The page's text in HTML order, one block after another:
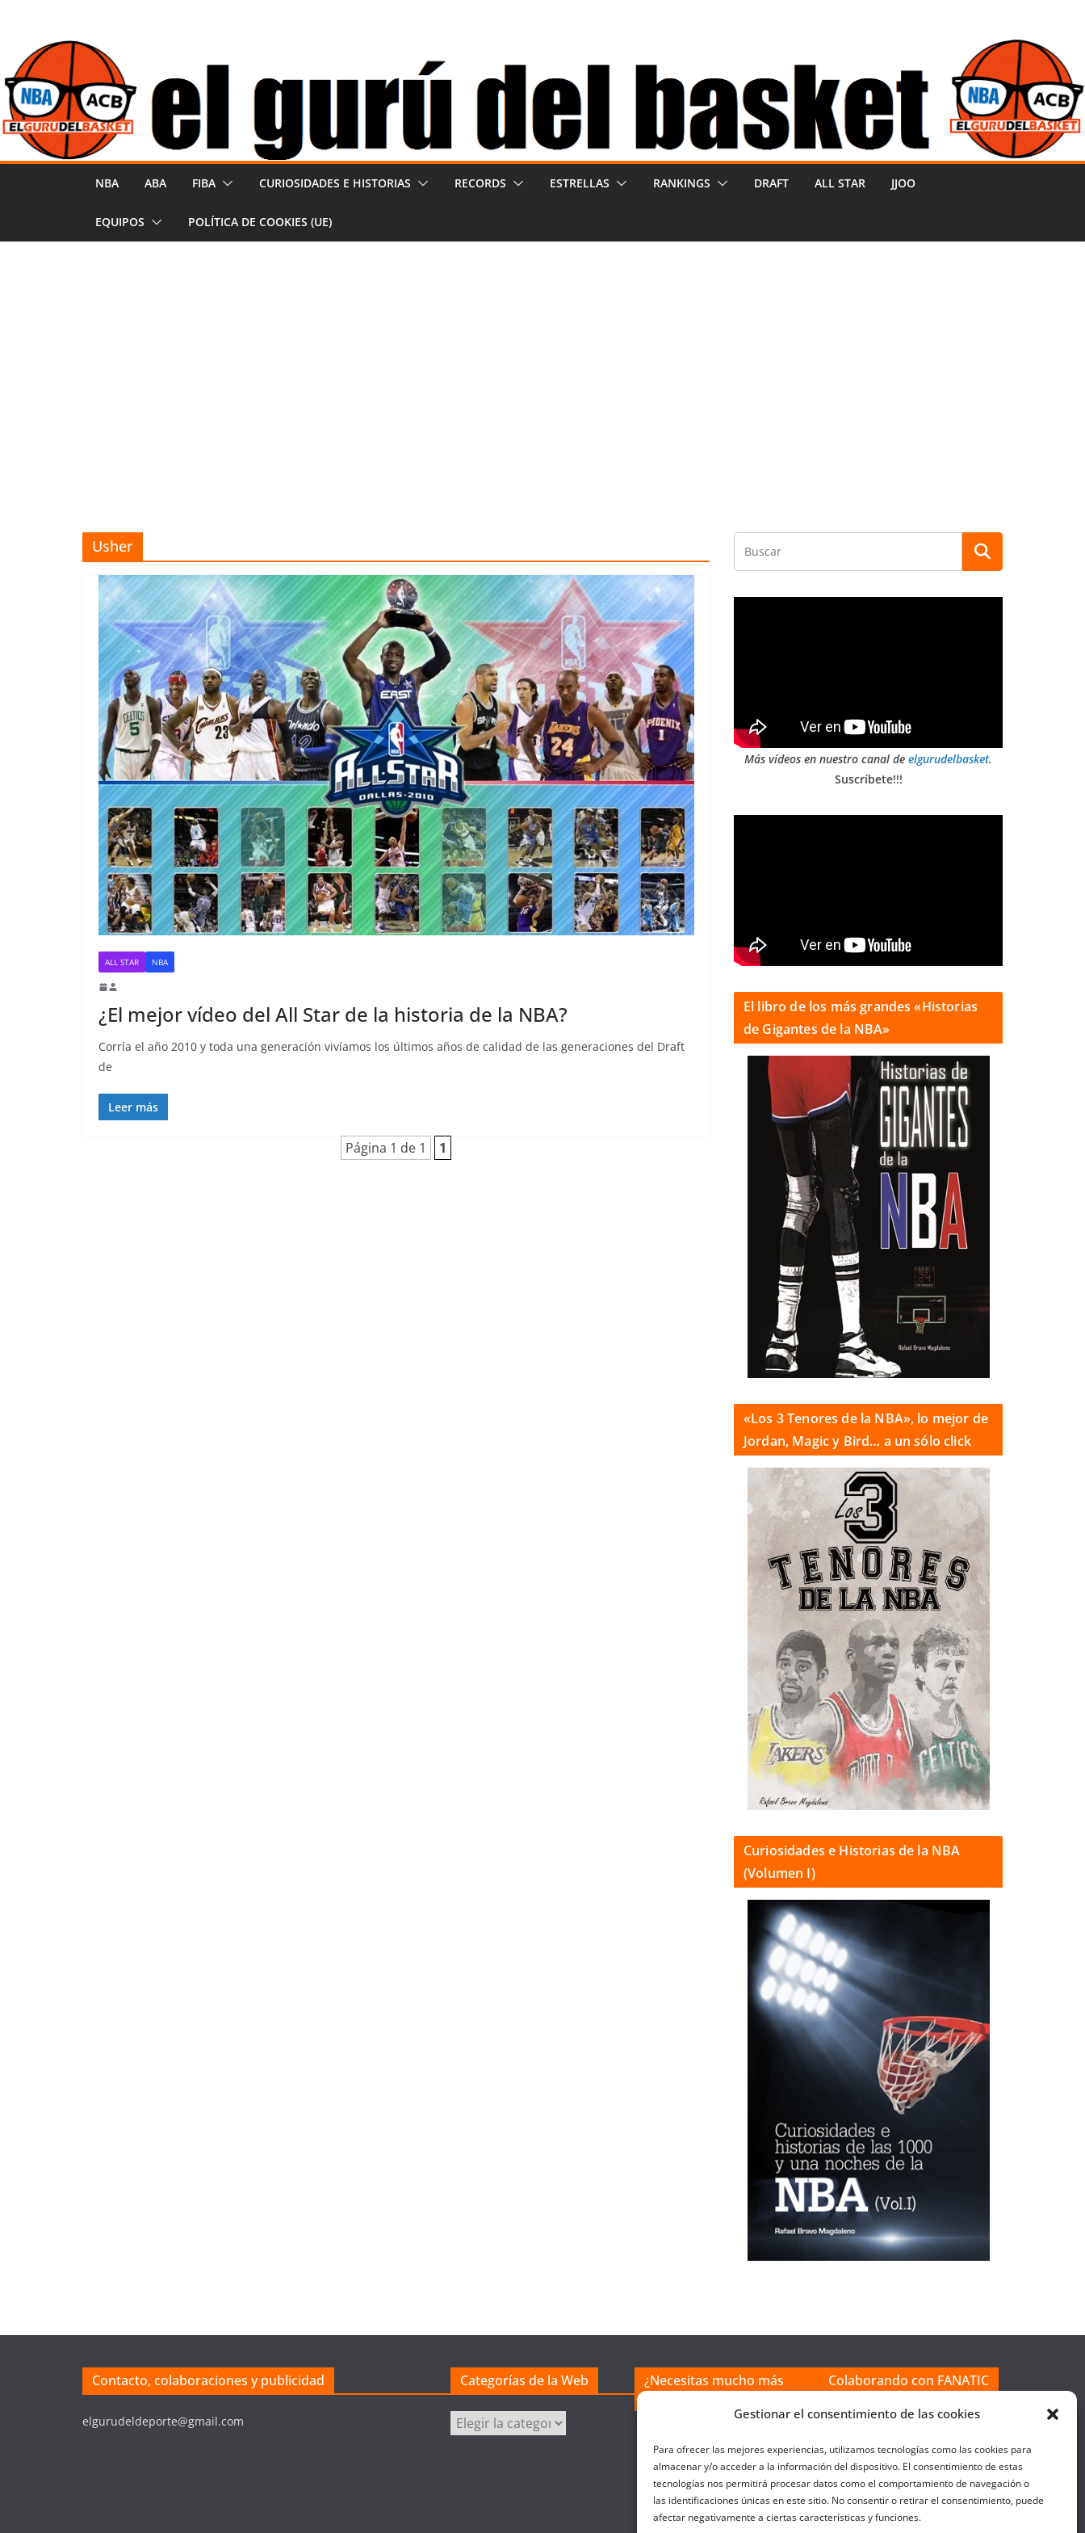
Gestionar el consentimiento de las cookies
Para ofrecer las mejores experiencias, utilizamos tecnologías como las cookies para
almacenar y/o acceder a la información del dispositivo. El consentimiento de estas
tecnologías nos permitirá procesar datos como el comportamiento de navegación o
las identificaciones únicas en este sitio. No consentir o retirar el consentimiento, puede
afectar negativamente a ciertas características y funciones.
contenido
NBA ABA FIBA CURIOSIDADES E HISTORIAS RECORDS ESTRELLAS RANKINGS DRAFT ALL STAR JJOO
EQUIPOS POLÍTICA DE COOKIES (UE)
Usher
ALL STAR NBA
¿El mejor vídeo del All Star de la historia de la NBA?
Corría el año 2010 y toda una generación vivíamos los últimos años de calidad de las generaciones del Draft
de
Leer más
Página 1 de 1 1
Más vídeos en nuestro canal de elgurudelbasket.
Suscríbete!!!
El libro de los más grandes «Historias
de Gigantes de la NBA»
«Los 3 Tenores de la NBA», lo mejor de
Jordan, Magic y Bird… a un sólo click
Curiosidades e Historias de la NBA
(Volumen I)
Contacto, colaboraciones y publicidad
elgurudeldeporte@gmail.com
Categorías de la Web
Categorías
¿Necesitas mucho más
excel?
Colaborando con FANATIC